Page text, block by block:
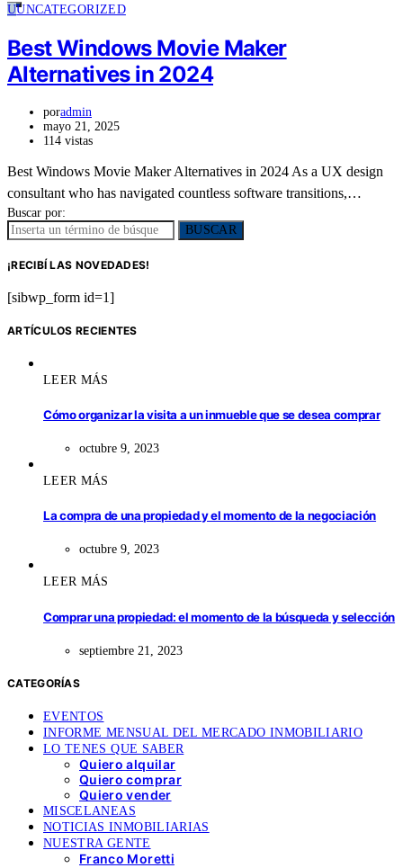
UUNCATEGORIZED
Best Windows Movie Maker
Alternatives in 2024
poradmin
mayo 21, 2025
114 vistas
Best Windows Movie Maker Alternatives in 2024 As a UX design
consultant who has navigated countless software transitions,…
Buscar por:
BUSCAR
¡RECIBÍ LAS NOVEDADES!
[sibwp_form id=1]
ARTÍCULOS RECIENTES
LEER MÁS
Cómo organizar la visita a un inmueble que se desea comprar
octubre 9, 2023
LEER MÁS
La compra de una propiedad y el momento de la negociación
octubre 9, 2023
LEER MÁS
Comprar una propiedad: el momento de la búsqueda y selección
septiembre 21, 2023
CATEGORÍAS
EVENTOS
INFORME MENSUAL DEL MERCADO INMOBILIARIO
LO TENES QUE SABER
Quiero alquilar
Quiero comprar
Quiero vender
MISCELANEAS
NOTICIAS INMOBILIARIAS
NUESTRA GENTE
Franco Moretti